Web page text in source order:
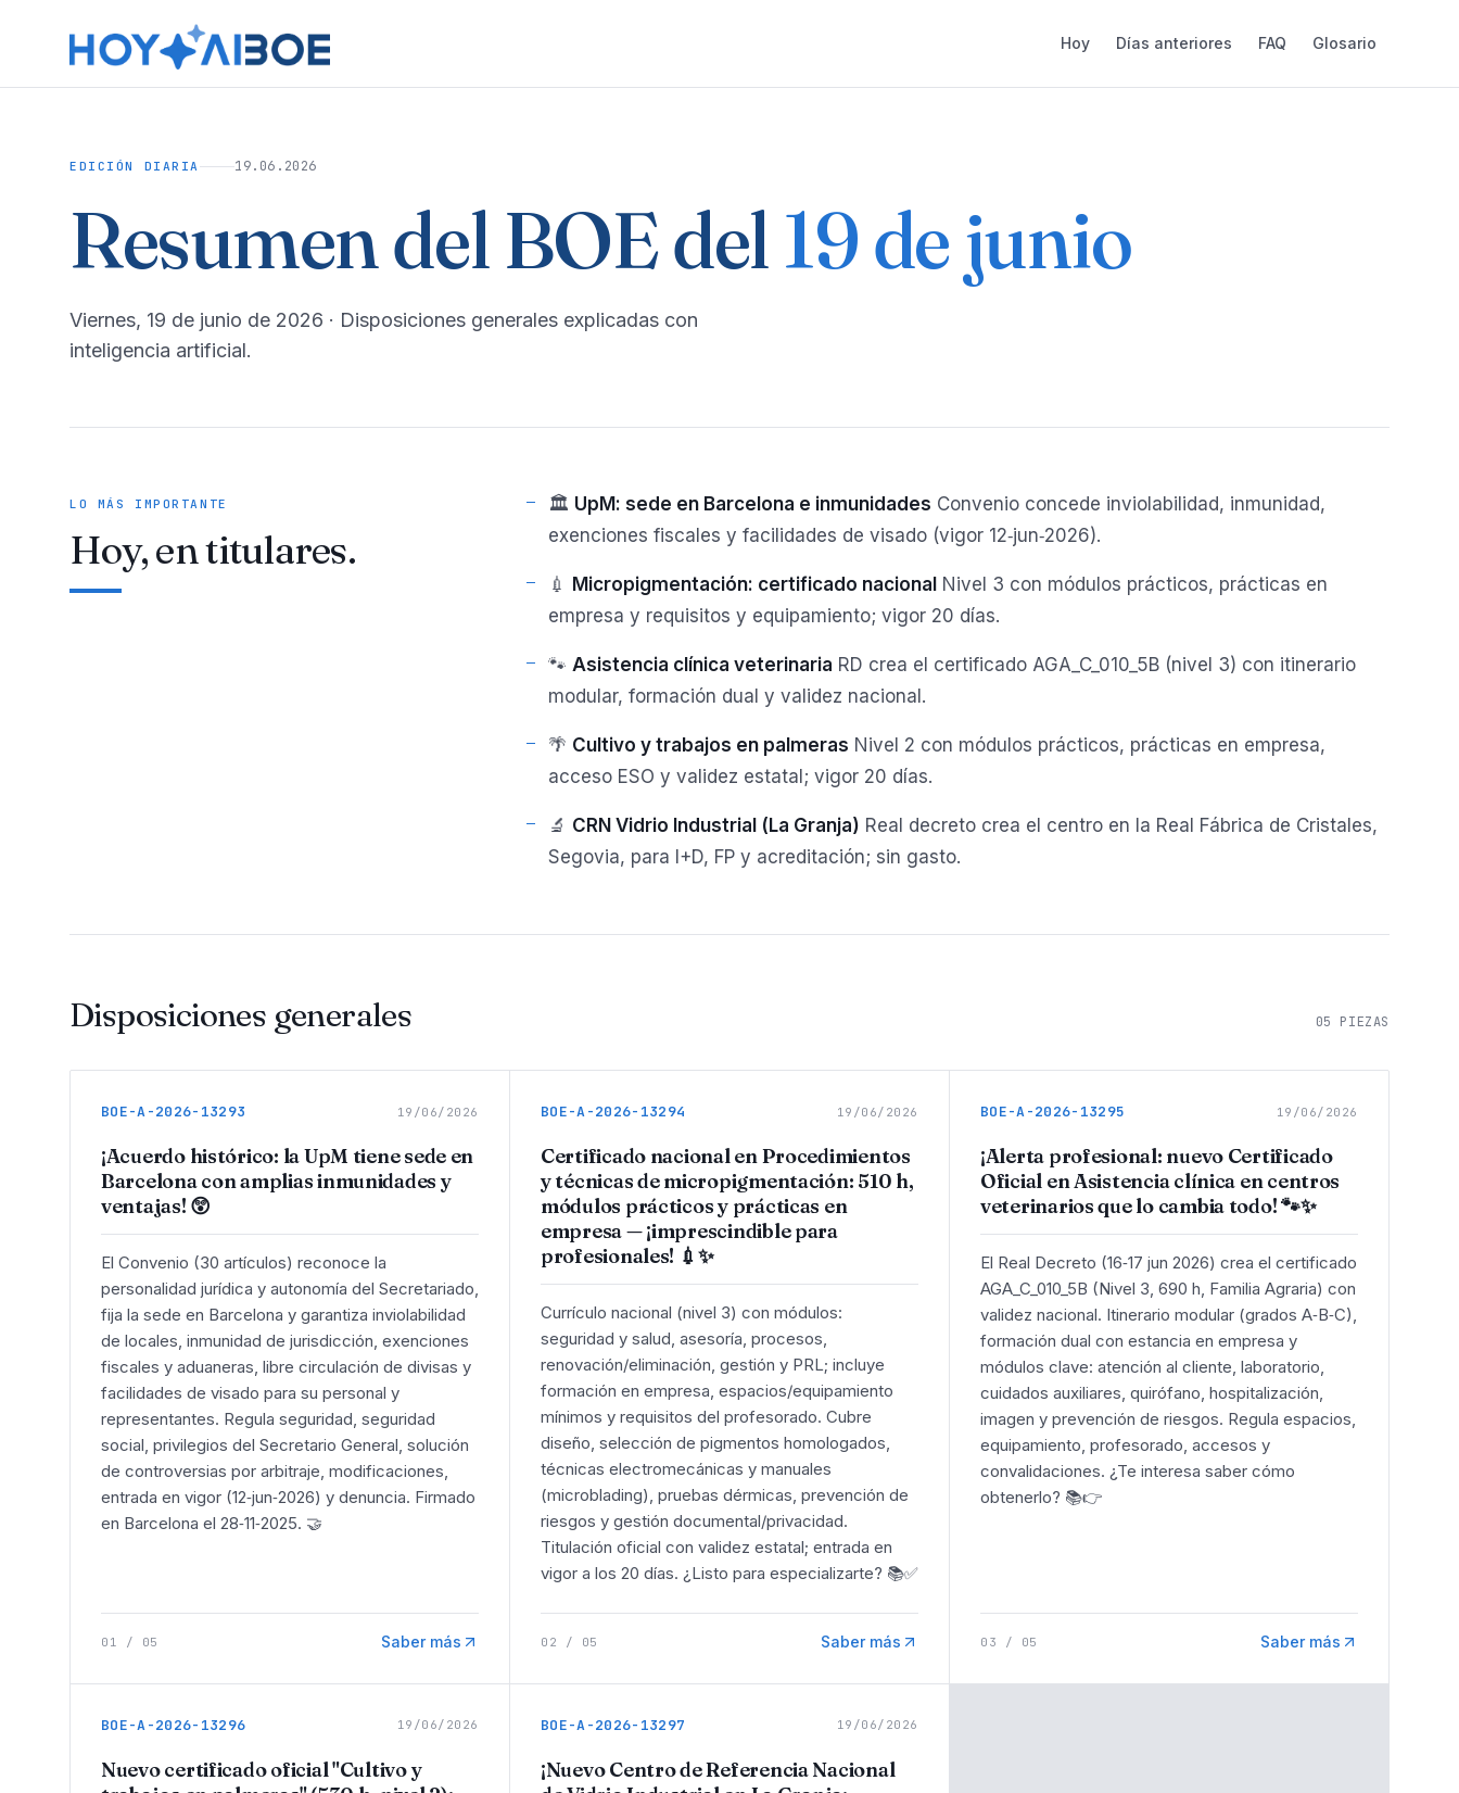
Hoy Días anteriores FAQ Glosario
EDICIÓN DIARIA 19.06.2026
Resumen del BOE del19 de junio
viernes, 19 de junio de 2026 · Disposiciones generales explicadas con
inteligencia artificial.
LO MÁS IMPORTANTE
Hoy, en titulares.
🏛️ UpM: sede en Barcelona e inmunidades Convenio concede inviolabilidad, inmunidad,
exenciones fiscales y facilidades de visado (vigor 12‑jun‑2026).
💉 Micropigmentación: certificado nacional Nivel 3 con módulos prácticos, prácticas en
empresa y requisitos y equipamiento; vigor 20 días.
🐾Asistencia clínica veterinaria RD crea el certificado AGA_C_010_5B (nivel 3) con itinerario
modular, formación dual y validez nacional.
🌴 Cultivo y trabajos en palmeras Nivel 2 con módulos prácticos, prácticas en empresa,
acceso ESO y validez estatal; vigor 20 días.
🔬 CRN Vidrio Industrial (La Granja) Real decreto crea el centro en la Real Fábrica de Cristales,
Segovia, para I+D, FP y acreditación; sin gasto.
Disposiciones generales 05 PIEZAS
BOE-A-2026-13293 19/06/2026
¡Acuerdo histórico: la UpM tiene sede en
Barcelona con amplias inmunidades y
ventajas! 😲
El Convenio (30 artículos) reconoce la
personalidad jurídica y autonomía del Secretariado,
fija la sede en Barcelona y garantiza inviolabilidad
de locales, inmunidad de jurisdicción, exenciones
fiscales y aduaneras, libre circulación de divisas y
facilidades de visado para su personal y
representantes. Regula seguridad, seguridad
social, privilegios del Secretario General, solución
de controversias por arbitraje, modificaciones,
entrada en vigor (12‑jun‑2026) y denuncia. Firmado
en Barcelona el 28‑11‑2025. 🤝
01 / 05 Saber más
BOE-A-2026-13294 19/06/2026
Certificado nacional en Procedimientos
y técnicas de micropigmentación: 510 h,
módulos prácticos y prácticas en
empresa — ¡imprescindible para
profesionales! 💉✨
Currículo nacional (nivel 3) con módulos:
seguridad y salud, asesoría, procesos,
renovación/eliminación, gestión y PRL; incluye
formación en empresa, espacios/equipamiento
mínimos y requisitos del profesorado. Cubre
diseño, selección de pigmentos homologados,
técnicas electromecánicas y manuales
(microblading), pruebas dérmicas, prevención de
riesgos y gestión documental/privacidad.
Titulación oficial con validez estatal; entrada en
vigor a los 20 días. ¿Listo para especializarte? 📚✅
02 / 05 Saber más
BOE-A-2026-13295 19/06/2026
¡Alerta profesional: nuevo Certificado
Oficial en Asistencia clínica en centros
veterinarios que lo cambia todo! 🐾✨
El Real Decreto (16‑17 jun 2026) crea el certificado
AGA_C_010_5B (Nivel 3, 690 h, Familia Agraria) con
validez nacional. Itinerario modular (grados A‑B‑C),
formación dual con estancia en empresa y
módulos clave: atención al cliente, laboratorio,
cuidados auxiliares, quirófano, hospitalización,
imagen y prevención de riesgos. Regula espacios,
equipamiento, profesorado, accesos y
convalidaciones. ¿Te interesa saber cómo
obtenerlo? 📚👉
03 / 05 Saber más
BOE-A-2026-13296 19/06/2026
Nuevo certificado oficial "Cultivo y
BOE-A-2026-13297 19/06/2026
¡Nuevo Centro de Referencia Nacional